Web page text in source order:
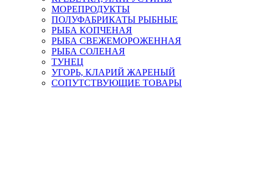
МОРЕПРОДУКТЫ
ПОЛУФАБРИКАТЫ РЫБНЫЕ
РЫБА КОПЧЕНАЯ
РЫБА СВЕЖЕМОРОЖЕННАЯ
РЫБА СОЛЕНАЯ
ТУНЕЦ
УГОРЬ, КЛАРИЙ ЖАРЕНЫЙ
СОПУТСТВУЮЩИЕ ТОВАРЫ